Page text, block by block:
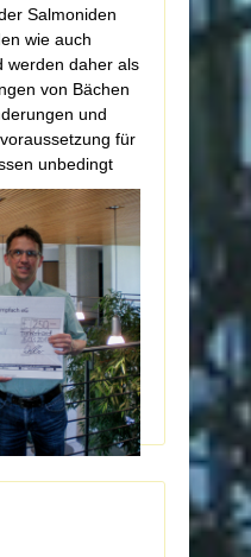
Salmoniden
wie auch
werden daher als
von Bächen
und
für
unbedingt